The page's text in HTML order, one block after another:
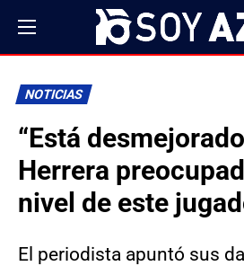
NOTICIAS
“Está
Herrera
nivel de este
El periodista apuntó sus